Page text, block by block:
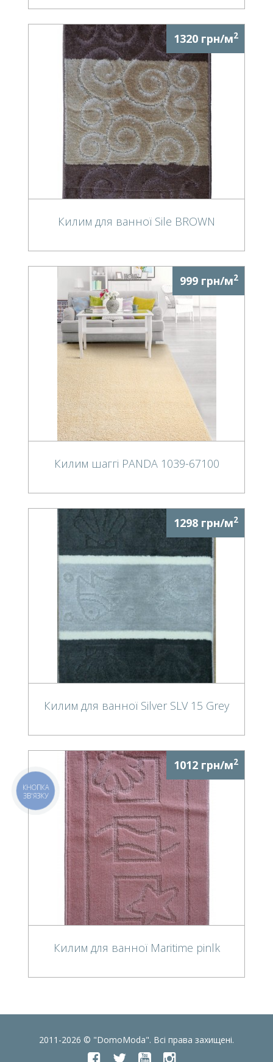
1320 грн/м2
Килим для ванної Sile BROWN
999 грн/м2
Килим шаггі PANDA 1039-67100
1298 грн/м2
Килим для ванної Silver SLV 15 Grey
1012 грн/м2
Килим для ванної Maritime pinlk
2011-2026 © "DomoModa". Всі права захищені.
КНОПКА
ЗВ'ЯЗКУ